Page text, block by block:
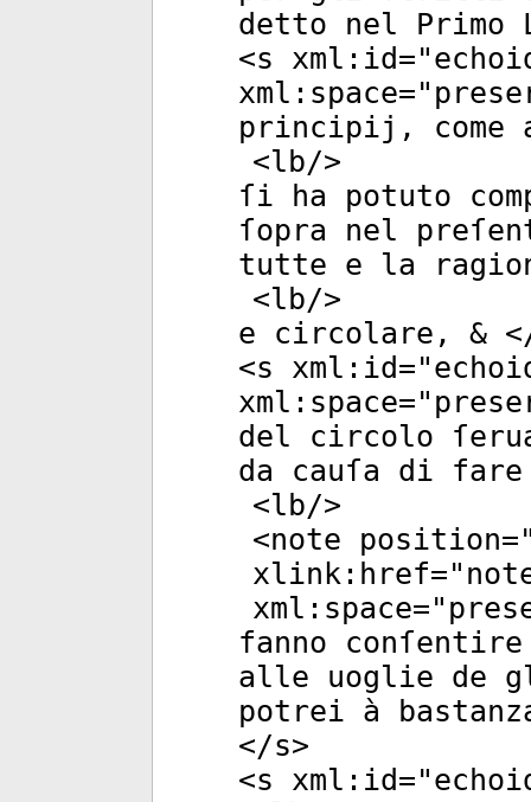
detto nel
<s xml:id="
xml:space="
principij, come
<lb/>
ſi ha potuto
ſopra nel
tutte e la
<lb/>
e circolare, &
<s xml:id="
xml:space="
del circolo
da cauſa di
<lb/>
<note position
xlink:href="
xml:space="
fanno
alle uoglie de
potrei à
</s>
<s xml:id="